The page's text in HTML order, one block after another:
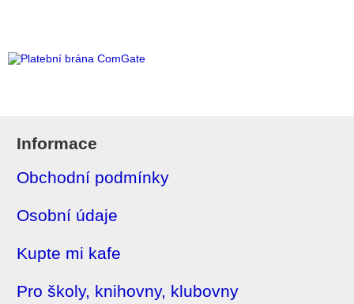
Informace
Obchodní podmínky
Osobní údaje
Kupte mi kafe
Pro školy, knihovny, klubovny